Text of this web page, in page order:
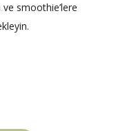
smoothie’lere